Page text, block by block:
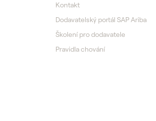
Kontakt
Dodavatelský portál SAP Ariba
Školení pro dodavatele
Pravidla chování